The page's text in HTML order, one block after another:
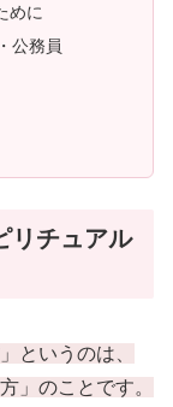
めに
公務員
チュアル
というのは、
」のことです。